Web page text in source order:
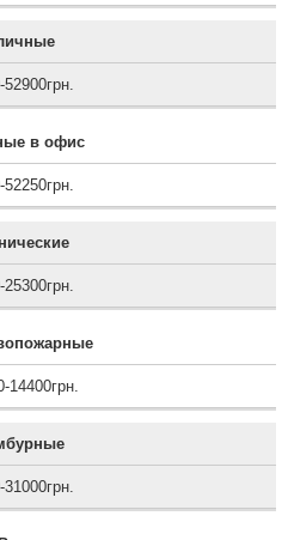
52900грн.
в офис
52250грн.
25300грн.
14400грн.
31000грн.